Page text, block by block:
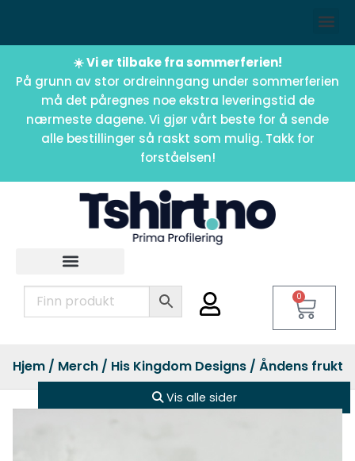
☀️ Vi er tilbake fra sommerferien!
På grunn av stor ordreinngang under sommerferien
må det påregnes noe ekstra leveringstid de
nærmeste dagene. Vi gjør vårt beste for å sende
alle bestillinger så raskt som mulig. Takk for
forståelsen!
0
Hjem / Merch / His Kingdom Designs / Åndens frukt
Vis alle sider